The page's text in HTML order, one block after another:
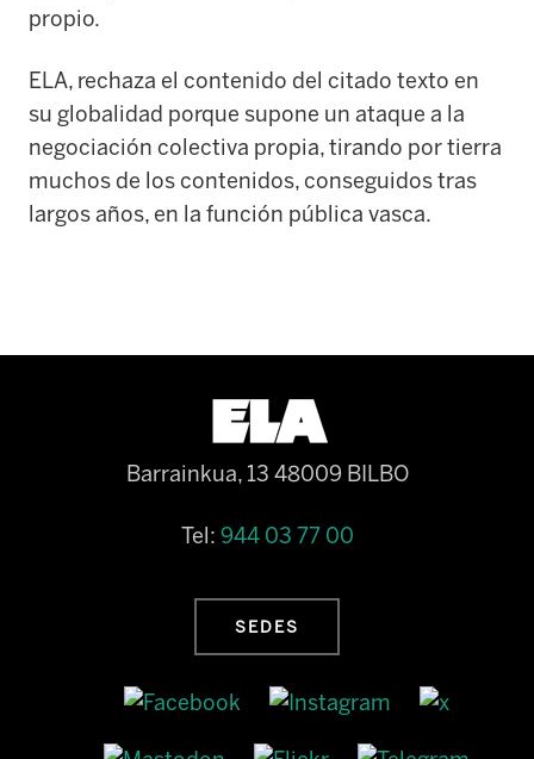
propio.
ELA, rechaza el contenido del citado texto en
su globalidad porque supone un ataque a la
negociación colectiva propia, tirando por tierra
muchos de los contenidos, conseguidos tras
largos años, en la función pública vasca.
Barrainkua, 13 48009 BILBO
Tel: 944 03 77 00
SEDES